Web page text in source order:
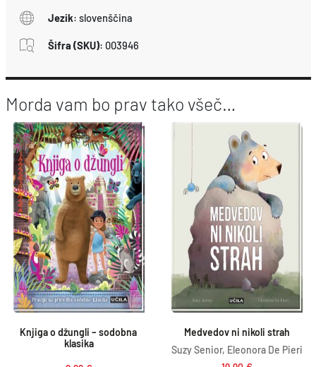
Jezik: slovenščina
Šifra (SKU): 003946
Morda vam bo prav tako všeč…
Knjiga o džungli – sodobna
klasika
Medvedov ni nikoli strah
Suzy Senior, Eleonora De Pieri